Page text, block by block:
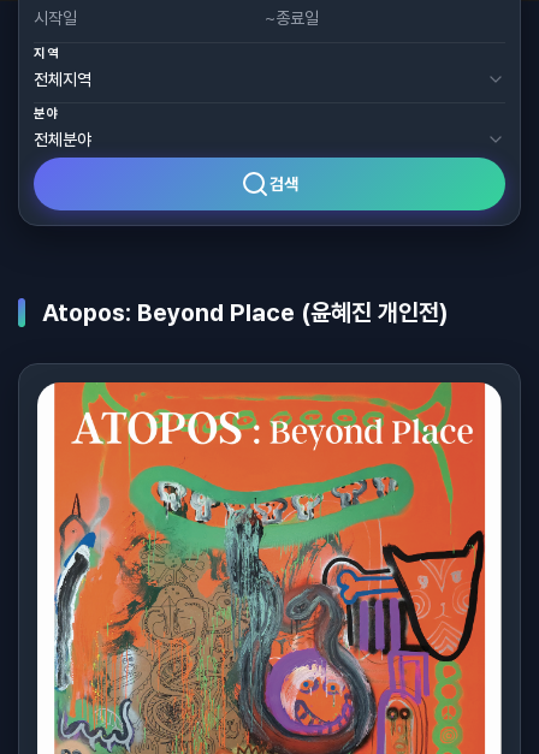
~
지역
분야
검색
Atopos: Beyond Place (윤혜진 개인전)